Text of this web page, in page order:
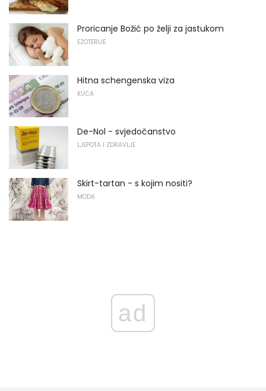
Proricanje Božić po želji za jastukom
EZOTERIJE
Hitna schengenska viza
KUĆA
De-Nol - svjedočanstvo
LJEPOTA I ZDRAVLJE
Skirt-tartan - s kojim nositi?
MODA
ad